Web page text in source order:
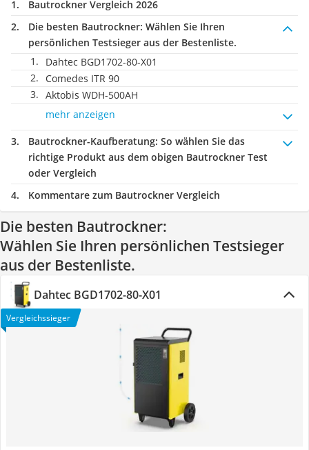
Bautrockner Vergleich 2026
Die besten Bautrockner: Wählen Sie Ihren
persönlichen Testsieger aus der Bestenliste.
Dahtec BGD1702-80-X01
Comedes ITR 90
Aktobis WDH-500AH
mehr anzeigen
Bautrockner-Kaufberatung: So wählen Sie das
richtige Produkt aus dem obigen Bautrockner Test
oder Vergleich
Kommentare zum Bautrockner Vergleich
Die besten Bautrockner:
Wählen Sie Ihren persönlichen Testsieger
aus der Bestenliste.
Dahtec BGD1702-80-X01
Vergleichssieger